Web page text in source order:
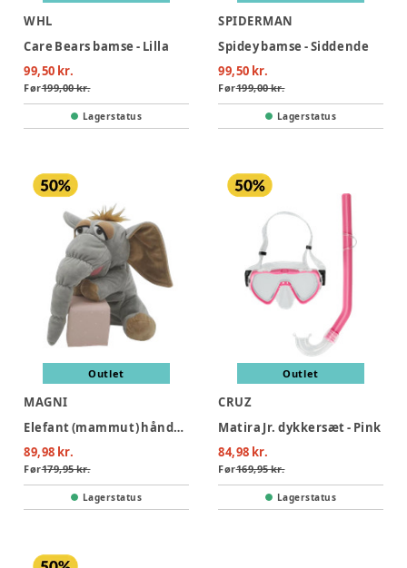
WHL
Care Bears bamse - Lilla
99,50 kr.
Før199,00 kr.
Lagerstatus
SPIDERMAN
Spidey bamse - Siddende
99,50 kr.
Før199,00 kr.
Lagerstatus
Outlet
MAGNI
Elefant (mammut) hånddukke 25 cm.
89,98 kr.
Før179,95 kr.
Lagerstatus
Outlet
CRUZ
Matira Jr. dykkersæt - Pink
84,98 kr.
Før169,95 kr.
Lagerstatus